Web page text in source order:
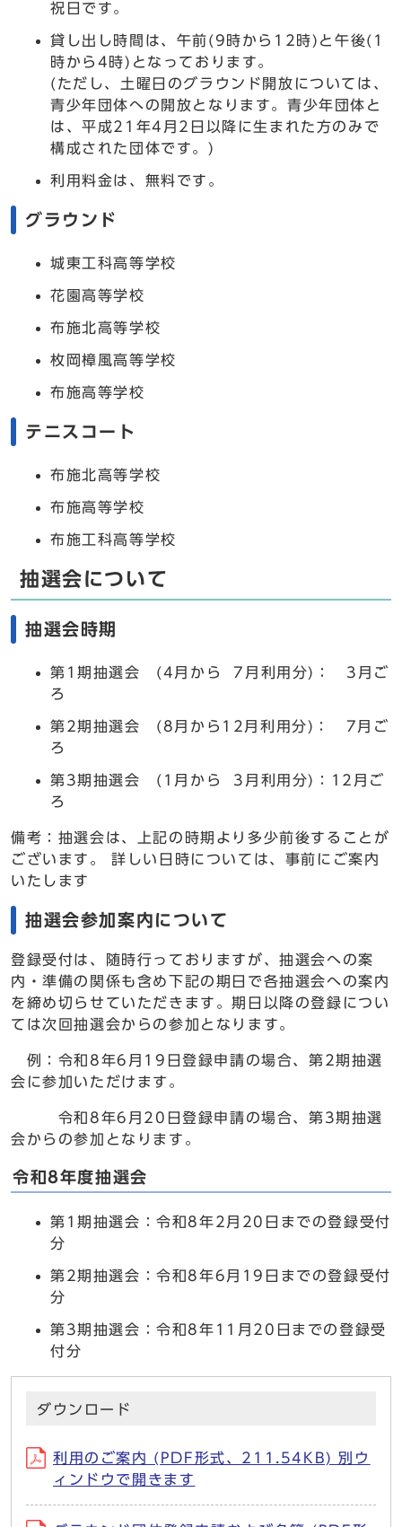
祝日です。
貸し出し時間は、午前(9時から12時)と午後(1
時から4時)となっております。
(ただし、土曜日のグラウンド開放については、
青少年団体への開放となります。青少年団体と
は、平成21年4月2日以降に生まれた方のみで
構成された団体です。)
利用料金は、無料です。
グラウンド
城東工科高等学校
花園高等学校
布施北高等学校
枚岡樟風高等学校
布施高等学校
テニスコート
布施北高等学校
布施高等学校
布施工科高等学校
抽選会について
抽選会時期
第1期抽選会 (4月から 7月利用分)： 3月ご
ろ
第2期抽選会 (8月から12月利用分)： 7月ご
ろ
第3期抽選会 (1月から 3月利用分)：12月ご
ろ
備考：抽選会は、上記の時期より多少前後することが
ございます。 詳しい日時については、事前にご案内
いたします
抽選会参加案内について
登録受付は、随時行っておりますが、抽選会への案
内・準備の関係も含め下記の期日で各抽選会への案内
を締め切らせていただきます。期日以降の登録につい
ては次回抽選会からの参加となります。
例：令和8年6月19日登録申請の場合、第2期抽選
会に参加いただけます。
令和8年6月20日登録申請の場合、第3期抽選
会からの参加となります。
令和8年度抽選会
第1期抽選会：令和8年2月20日までの登録受付
分
第2期抽選会：令和8年6月19日までの登録受付
分
第3期抽選会：令和8年11月20日までの登録受
付分
ダウンロード
利用のご案内 (PDF形式、211.54KB) 別ウ
ィンドウで開きます